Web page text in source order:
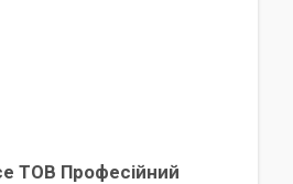
ТОВ Професійний